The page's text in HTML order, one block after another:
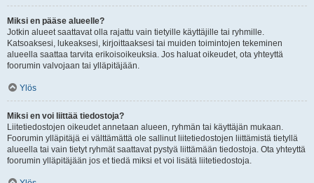
Miksi en pääse alueelle?
Jotkin alueet saattavat olla rajattu vain tietyille käyttäjille tai ryhmille.
Katsoaksesi, lukeaksesi, kirjoittaaksesi tai muiden toimintojen tekeminen
alueella saattaa tarvita erikoisoikeuksia. Jos haluat oikeudet, ota yhteyttä
foorumin valvojaan tai ylläpitäjään.
Ylös
Miksi en voi liittää tiedostoja?
Liitetiedostojen oikeudet annetaan alueen, ryhmän tai käyttäjän mukaan.
Foorumin ylläpitäjä ei välttämättä ole sallinut liitetiedostojen liittämistä tietyllä
alueella tai vain tietyt ryhmät saattavat pystyä liittämään tiedostoja. Ota yhteyttä
foorumin ylläpitäjään jos et tiedä miksi et voi lisätä liitetiedostoja.